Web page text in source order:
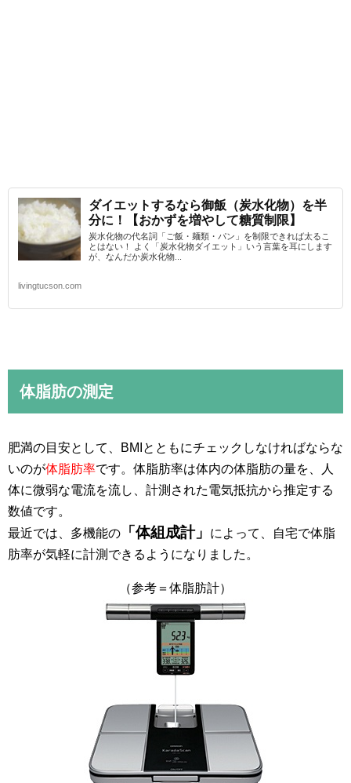
ダイエットするなら御飯（炭水化物）を半
分に！【おかずを増やして糖質制限】
炭水化物の代名詞「ご飯・麺類・パン」を制限できれば太るこ
とはない！ よく「炭水化物ダイエット」いう言葉を耳にします
が、なんだか炭水化物...
livingtucson.com
体脂肪の測定
肥満の目安として、BMIとともにチェックしなければならな
いのが体脂肪率です。体脂肪率は体内の体脂肪の量を、人
体に微弱な電流を流し、計測された電気抵抗から推定する
数値です。
最近では、多機能の
「体組成計」
によって、自宅で体脂
肪率が気軽に計測できるようになりました。
（参考＝体脂肪計）